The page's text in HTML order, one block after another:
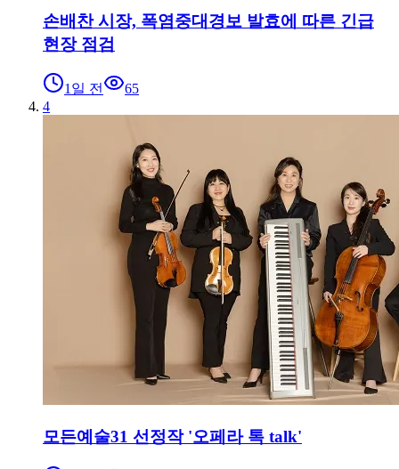
손배찬 시장, 폭염중대경보 발효에 따른 긴급
현장 점검
1일 전
65
4
모든예술31 선정작 '오페라 톡 talk'